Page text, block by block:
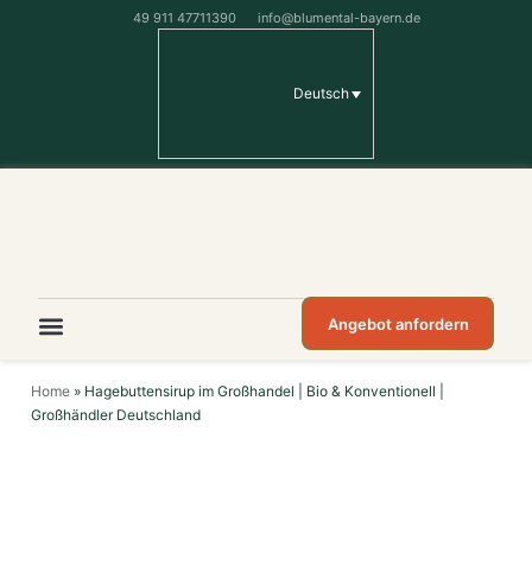
49 911 47711390 info@blumental-bayern.de
Deutsch
Angebot anfordern
Home » Hagebuttensirup im Großhandel | Bio & Konventionell |
Großhändler Deutschland